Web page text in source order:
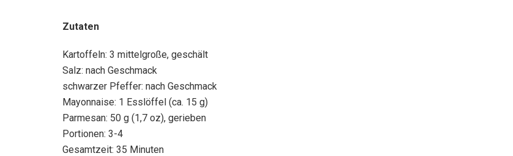
Zutaten
Kartoffeln: 3 mittelgroße, geschält
Salz: nach Geschmack
schwarzer Pfeffer: nach Geschmack
Mayonnaise: 1 Esslöffel (ca. 15 g)
Parmesan: 50 g (1,7 oz), gerieben
Portionen: 3-4
Gesamtzeit: 35 Minuten